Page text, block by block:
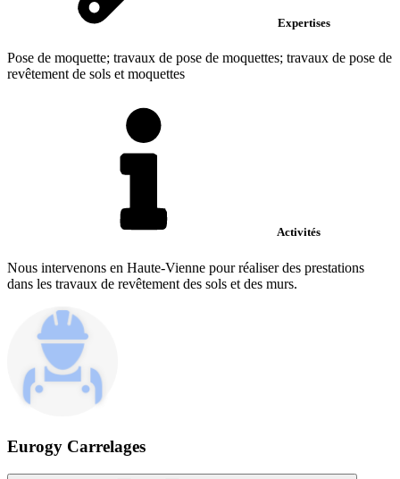
Expertises
Pose de moquette; travaux de pose de moquettes; travaux de pose de
revêtement de sols et moquettes
Activités
Nous intervenons en Haute-Vienne pour réaliser des prestations
dans les travaux de revêtement des sols et des murs.
Eurogy Carrelages